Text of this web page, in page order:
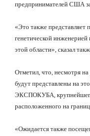
предпринимателей США
«Это также представляет
генетической
этой области», сказал
Отметил, что, несмотря
будут представлены на
ЭКСПОКУБА, крупнейшего
расположенного на
«Ожидается также